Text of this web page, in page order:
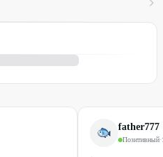
father777
Позитивный·